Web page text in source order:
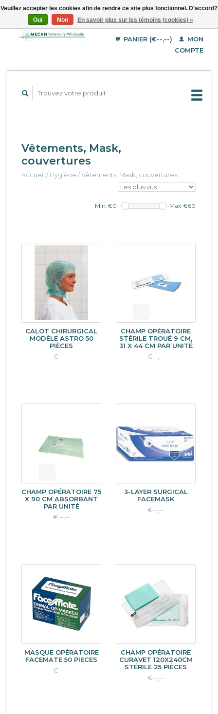
EUR
USD
Français
English
PANIER (€--,--)
MON
COMPTE
Vêtements, Mask,
couvertures
Accueil /Hygiène /Vêtements, Mask, couvertures
Min: €0 Max: €60
CALOT CHIRURGICAL
MODÈLE ASTRO 50
PIÈCES
€--,--
CHAMP OPÉRATOIRE
STÉRILE TROUÉ 9 CM,
31 X 44 CM PAR UNITÉ
€--,--
CHAMP OPÉRATOIRE 75
X 90 CM ABSORBANT
PAR UNITÉ
€--,--
3-LAYER SURGICAL
FACEMASK
€--,--
MASQUE OPÉRATOIRE
FACEMATE 50 PIECES
€--,--
CHAMP OPÉRATOIRE
CURAVET 120X240CM
STÉRILE 25 PIÈCES
€--,--
Veuillez accepter les cookies afin de rendre ce site plus fonctionnel. D'accord?
Oui
Non En savoir plus sur les témoins (cookies) »